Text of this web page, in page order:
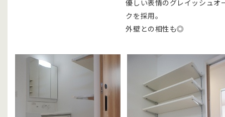
優しい表情のグレイッシュオ
クを採用。
外壁との相性も◎